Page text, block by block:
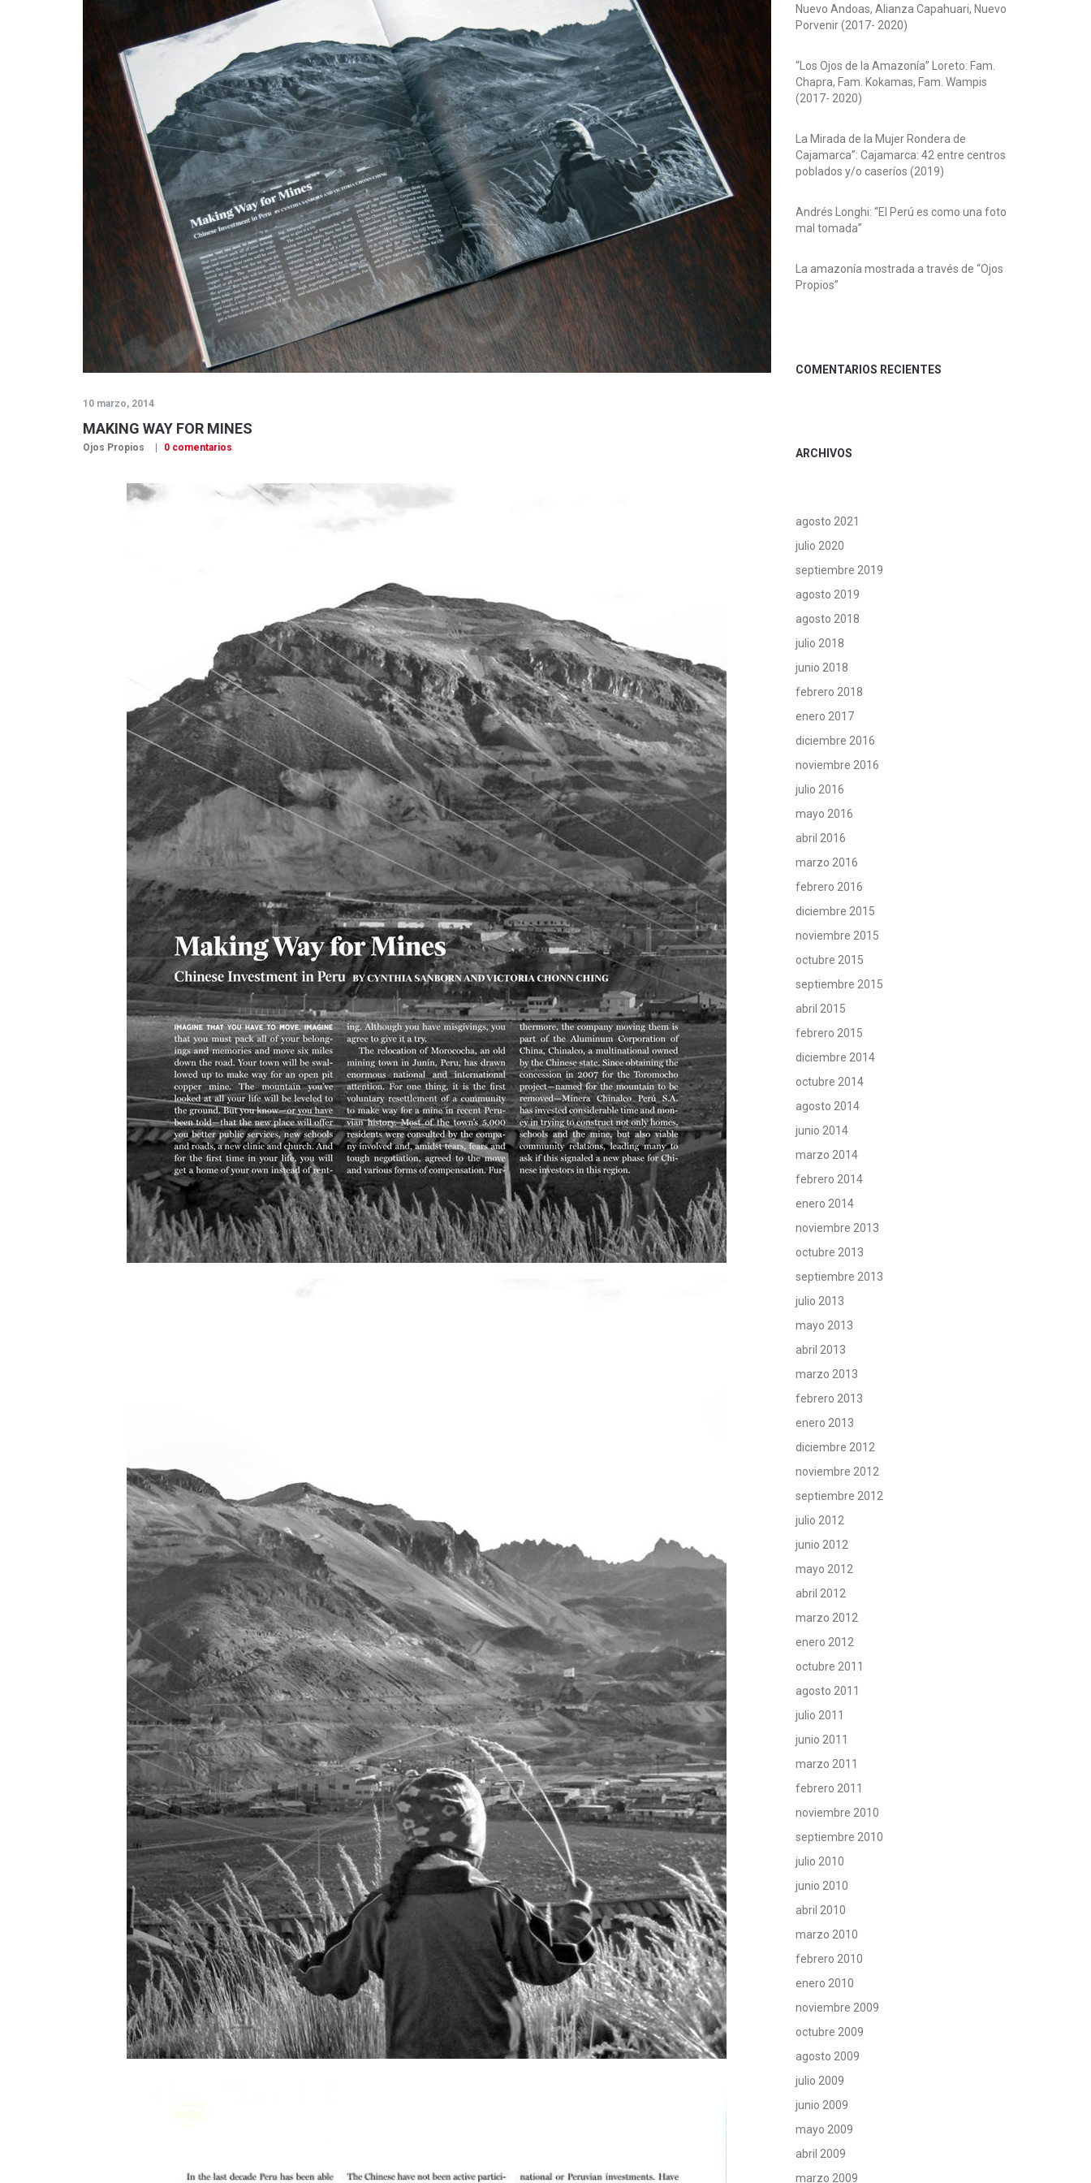
10 marzo, 2014
MAKING WAY FOR MINES
Ojos Propios 0 comentarios
Nuevo Andoas, Alianza Capahuari, Nuevo
Porvenir (2017- 2020)
“Los Ojos de la Amazonía” Loreto: Fam.
Chapra, Fam. Kokamas, Fam. Wampis
(2017- 2020)
La Mirada de la Mujer Rondera de
Cajamarca”: Cajamarca: 42 entre centros
poblados y/o caseríos (2019)
Andrés Longhi: “El Perú es como una foto
mal tomada”
La amazonía mostrada a través de “Ojos
Propios”
COMENTARIOS RECIENTES
ARCHIVOS
agosto 2021
julio 2020
septiembre 2019
agosto 2019
agosto 2018
julio 2018
junio 2018
febrero 2018
enero 2017
diciembre 2016
noviembre 2016
julio 2016
mayo 2016
abril 2016
marzo 2016
febrero 2016
diciembre 2015
noviembre 2015
octubre 2015
septiembre 2015
abril 2015
febrero 2015
diciembre 2014
octubre 2014
agosto 2014
junio 2014
marzo 2014
febrero 2014
enero 2014
noviembre 2013
octubre 2013
septiembre 2013
julio 2013
mayo 2013
abril 2013
marzo 2013
febrero 2013
enero 2013
diciembre 2012
noviembre 2012
septiembre 2012
julio 2012
junio 2012
mayo 2012
abril 2012
marzo 2012
enero 2012
octubre 2011
agosto 2011
julio 2011
junio 2011
marzo 2011
febrero 2011
noviembre 2010
septiembre 2010
julio 2010
junio 2010
abril 2010
marzo 2010
febrero 2010
enero 2010
noviembre 2009
octubre 2009
agosto 2009
julio 2009
junio 2009
mayo 2009
abril 2009
marzo 2009